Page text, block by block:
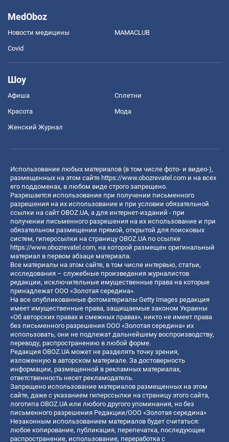
MedOboz
Новости медицины MAMACLUB
Covid
Шоу
Афиша Сплетни
Красота Мода
Женский Журнал
Использование любых материалов (в том числе фото- и видео-),
размещенных на этом сайте https://www.obozrevatel.com и на всех
его поддоменах, в любом виде строго запрещено.
Разрешается использование при получении письменного
разрешения на их использование и при условии обязательной
ссылки на сайт OBOZ.UA, а для интернет-изданий - при
получении письменного разрешения на их использование и при
обязательном размещении прямой, открытой для поисковых
систем, гиперссылки на страницу OBOZ.UA по ссылке
https://www.obozrevatel.com, на которой размещен оригинальный
материал в первом абзаце материала.
Все материалы на этом сайте, в том числе интервью, статьи,
исследования – служебные произведения журналистов
редакции, исключительные имущественные права на которые
принадлежат ООО «Золотая середина».
На все опубликованные фотоматериалы Getty Images редакция
имеет имущественные права, защищаемые законом Украины
«Об авторских правах и смежных правах», никто не имеет права
без письменного разрешения ООО «Золотая середина» их
использовать, они не подлежат дальнейшему воспроизводству,
переводу, распространению в любой форме.
Редакция OBOZ.UA может не разделять точку зрения,
изложенную в авторском материале. За достоверность
информации, размещенной в рекламных материалах,
ответственность несет рекламодатель.
Запрещено использование материалов размещенных на этом
сайте, даже с указанием гиперссылки на страницу этого сайта,
логотипа OBOZ.UA или любого другого упоминания, но без
письменного разрешения Редакции/ООО «Золотая середина»
Незаконным использованием материалов будет считаться:
любое копирование, публикация, перепечатка, последующее
распространение, использование, переработка с